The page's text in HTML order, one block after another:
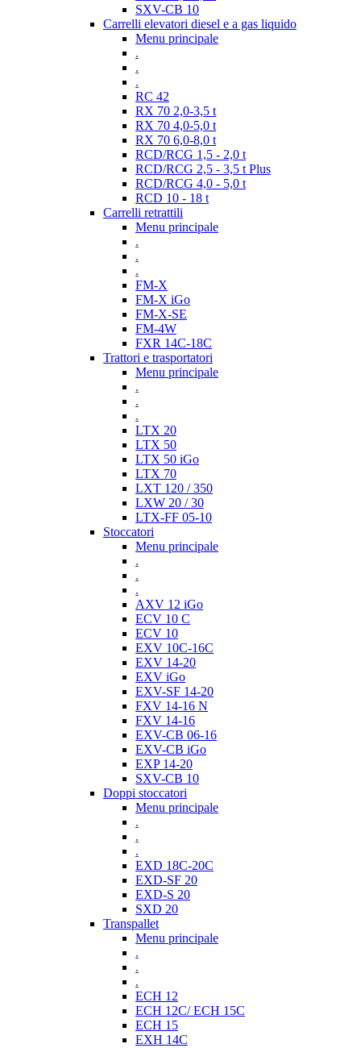
SXV-CB 10
Carrelli elevatori diesel e a gas liquido
Menu principale
.
.
.
RC 42
RX 70 2,0-3,5 t
RX 70 4,0-5,0 t
RX 70 6,0-8,0 t
RCD/RCG 1,5 - 2,0 t
RCD/RCG 2,5 - 3,5 t Plus
RCD/RCG 4,0 - 5,0 t
RCD 10 - 18 t
Carrelli retrattili
Menu principale
.
.
.
FM-X
FM-X iGo
FM-X-SE
FM-4W
FXR 14C-18C
Trattori e trasportatori
Menu principale
.
.
.
LTX 20
LTX 50
LTX 50 iGo
LTX 70
LXT 120 / 350
LXW 20 / 30
LTX-FF 05-10
Stoccatori
Menu principale
.
.
.
AXV 12 iGo
ECV 10 C
ECV 10
EXV 10C-16C
EXV 14-20
EXV iGo
EXV-SF 14-20
FXV 14-16 N
FXV 14-16
EXV-CB 06-16
EXV-CB iGo
EXP 14-20
SXV-CB 10
Doppi stoccatori
Menu principale
.
.
.
EXD 18C-20C
EXD-SF 20
EXD-S 20
SXD 20
Transpallet
Menu principale
.
.
.
ECH 12
ECH 12C/ ECH 15C
ECH 15
EXH 14C